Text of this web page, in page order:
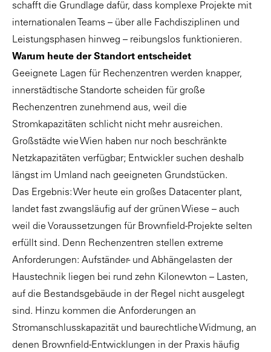
schafft die Grundlage dafür, dass komplexe Projekte mit
internationalen Teams – über alle Fachdisziplinen und
Leistungsphasen hinweg – reibungslos funktionieren.
Warum heute der Standort entscheidet
Geeignete Lagen für Rechenzentren werden knapper,
innerstädtische Standorte scheiden für große
Rechenzentren zunehmend aus, weil die
Stromkapazitäten schlicht nicht mehr ausreichen.
Großstädte wie Wien haben nur noch beschränkte
Netzkapazitäten verfügbar; Entwickler suchen deshalb
längst im Umland nach geeigneten Grundstücken.
Das Ergebnis: Wer heute ein großes Datacenter plant,
landet fast zwangsläufig auf der grünen Wiese – auch
weil die Voraussetzungen für Brownfield-Projekte selten
erfüllt sind. Denn Rechenzentren stellen extreme
Anforderungen: Aufständer- und Abhängelasten der
Haustechnik liegen bei rund zehn Kilonewton – Lasten,
auf die Bestandsgebäude in der Regel nicht ausgelegt
sind. Hinzu kommen die Anforderungen an
Stromanschlusskapazität und baurechtliche Widmung, an
denen Brownfield-Entwicklungen in der Praxis häufig